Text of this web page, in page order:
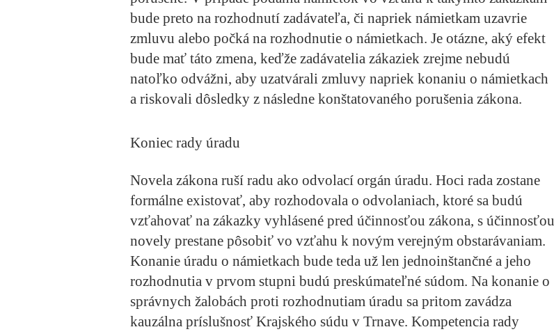
bude preto na rozhodnutí zadávateľa, či napriek námietkam uzavrie
zmluvu alebo počká na rozhodnutie o námietkach. Je otázne, aký efekt
bude mať táto zmena, keďže zadávatelia zákaziek zrejme nebudú
natoľko odvážni, aby uzatvárali zmluvy napriek konaniu o námietkach
a riskovali dôsledky z následne konštatovaného porušenia zákona.
Koniec rady úradu
Novela zákona ruší radu ako odvolací orgán úradu. Hoci rada zostane
formálne existovať, aby rozhodovala o odvolaniach, ktoré sa budú
vzťahovať na zákazky vyhlásené pred účinnosťou zákona, s účinnosťou
novely prestane pôsobiť vo vzťahu k novým verejným obstarávaniam.
Konanie úradu o námietkach bude teda už len jednoinštančné a jeho
rozhodnutia v prvom stupni budú preskúmateľné súdom. Na konanie o
správnych žalobách proti rozhodnutiam úradu sa pritom zavádza
kauzálna príslušnosť Krajského súdu v Trnave. Kompetencia rady